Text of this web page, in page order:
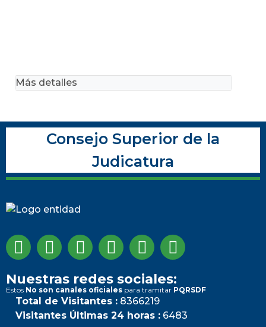
Más detalles
Consejo Superior de la
Judicatura
Nuestras redes sociales:
Estos No son canales oficiales para tramitar PQRSDF
Total de Visitantes : 8366219
Visitantes Últimas 24 horas : 6483